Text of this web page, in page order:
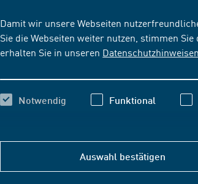
Damit wir unsere Webseiten
Sie die Webseiten weiter nutzen, stimmen
erhalten Sie in unseren Datenschutzhinweisen
Notwendig Funktional
Auswahl bestätigen